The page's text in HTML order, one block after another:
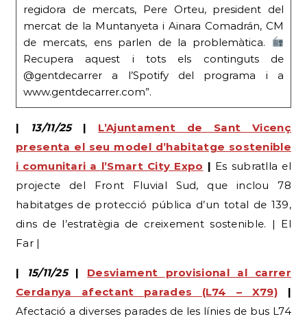
regidora de mercats, Pere Orteu, president del
mercat de la Muntanyeta i Ainara Comadrán, CM
de mercats, ens parlen de la problemàtica.
Recupera aquest i tots els continguts de
@gentdecarrer a l’Spotify del programa i a
www.gentdecarrer.com”.
| 13/11/25| L’Ajuntament de Sant Vicenç
presenta el seu model d’habitatge sostenible
i comunitari a l’Smart City Expo | Es subratlla el
projecte del Front Fluvial Sud, que inclou 78
habitatges de protecció pública d’un total de 139,
dins de l’estratègia de creixement sostenible. | El
Far |
| 15/11/25| Desviament provisional al carrer
Cerdanya afectant parades (L74 – X79) |
Afectació a diverses parades de les línies de bus L74